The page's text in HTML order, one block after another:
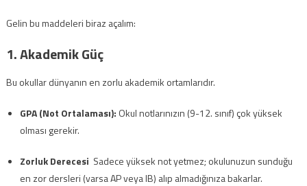
Gelin bu maddeleri biraz açalım:
1. Akademik Güç
Bu okullar dünyanın en zorlu akademik ortamlarıdır.
GPA (Not Ortalaması): Okul notlarınızın (9-12. sınıf) çok yüksek
olması gerekir.
Zorluk Derecesi Sadece yüksek not yetmez; okulunuzun sunduğu
en zor dersleri (varsa AP veya IB) alıp almadığınıza bakarlar.